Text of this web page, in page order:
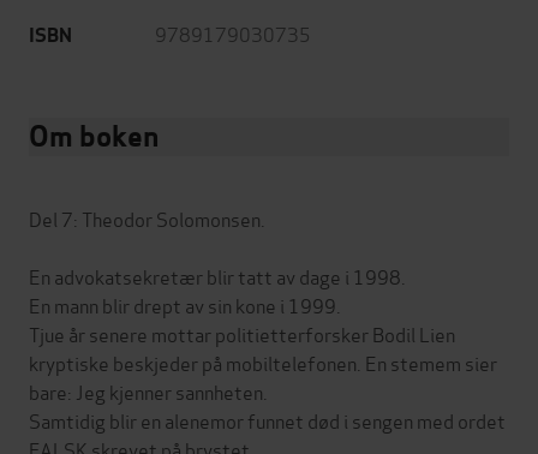
ISBN 9789179030735
Om boken
Del 7: Theodor Solomonsen.
En advokatsekretær blir tatt av dage i 1998.
En mann blir drept av sin kone i 1999.
Tjue år senere mottar politietterforsker Bodil Lien
kryptiske beskjeder på mobiltelefonen. En stemem sier
bare: Jeg kjenner sannheten.
Samtidig blir en alenemor funnet død i sengen med ordet